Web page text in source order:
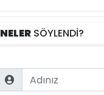
NELERSÖYLENDİ?
Name